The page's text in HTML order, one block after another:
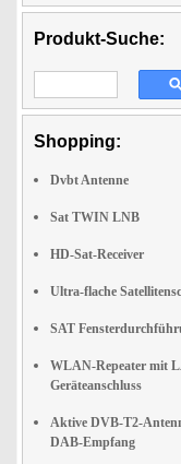
Produkt-Suche:
Shopping:
Dvbt Antenne
Sat TWIN LNB
HD-Sat-Receiver
Ultra-flache
SAT
WLAN-Repeater mit
Geräteanschluss
Aktive DVB-T2-
DAB-Empfang